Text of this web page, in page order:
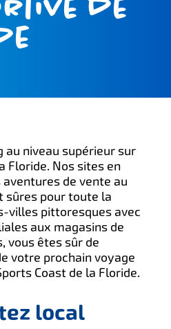
de
au niveau supérieur sur
Floride. Nos sites en
de vente au
sûres pour toute la
villes pittoresques avec
aux magasins de
vous êtes sûr de
votre prochain voyage
Coast de la Floride.
local